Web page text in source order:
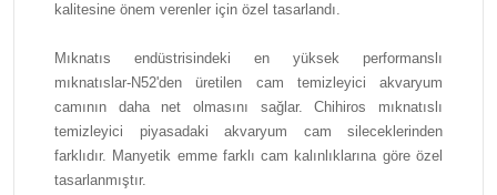
kalitesine önem verenler için özel tasarlandı.
Mıknatıs endüstrisindeki en yüksek performanslı
mıknatıslar-N52'den üretilen cam temizleyici akvaryum
camının daha net olmasını sağlar. Chihiros mıknatıslı
temizleyici piyasadaki akvaryum cam sileceklerinden
farklıdır. Manyetik emme farklı cam kalınlıklarına göre özel
tasarlanmıştır.